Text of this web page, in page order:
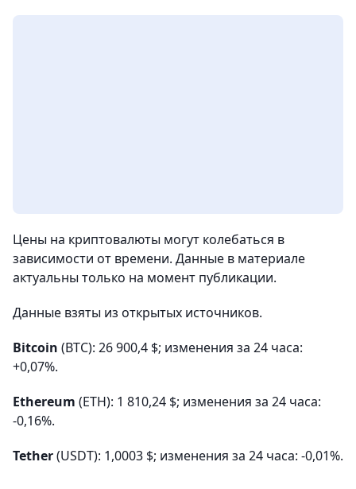
Цены на криптовалюты могут колебаться в
зависимости от времени. Данные в материале
актуальны только на момент публикации.
Данные взяты из открытых источников.
Bitcoin (BTC): 26 900,4 $; изменения за 24 часа:
+0,07%.
Ethereum (ETH): 1 810,24 $; изменения за 24 часа:
-0,16%.
Tether(USDT): 1,0003 $; изменения за 24 часа: -0,01%.